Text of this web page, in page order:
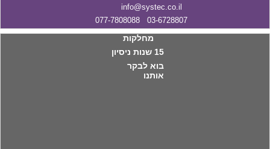
15 שנות ניסיון
בוא לבקר
אותנו
מחלקות
03-6728807 077-7808088
info@systec.co.il